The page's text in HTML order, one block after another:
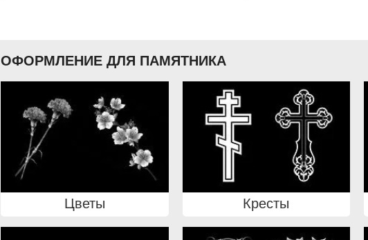
ОФОРМЛЕНИЕ ДЛЯ ПАМЯТНИКА
Цветы Кресты